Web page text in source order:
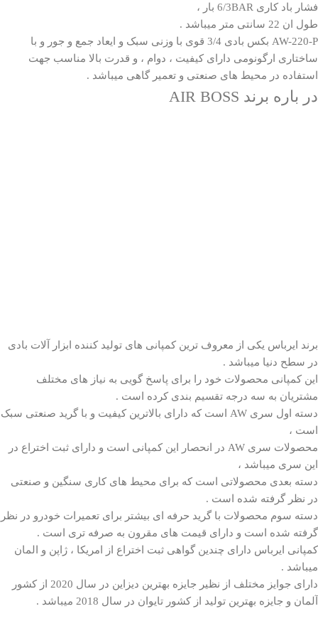
فشار باد کاری 6/3BAR بار ،
طول ان 22 سانتی متر میباشد .
AW-220-P بکس بادی 3/4 قوی با وزنی سبک و ایعاد جمع و جور و با
ساختاری ارگونومی دارای کیفیت ، دوام ، و قدرت بالا مناسب جهت
استفاده در محیط های صنعتی و تعمیر گاهی میباشد .
در باره برند AIR BOSS
برند ایرباس یکی از معروف ترین کمپانی های تولید کننده ابزار آلات بادی
در سطح دنیا میباشد .
این کمپانی محصولات خود را برای پاسخ گویی به نیاز های مختلف
مشتریان به سه درجه تقسیم بندی کرده است .
دسته اول سری AW است که دارای بالاترین کیفیت و با گرید صنعتی سبک
است ،
محصولات سری AW در انحصار این کمپانی است و دارای ثبت اختراع در
این سری میباشد ،
دسته بعدی محصولاتی است که برای محیط های کاری سنگین و صنعتی
در نظر گرفته شده است .
دسته سوم محصولات با گرید حرفه ای بیشتر برای تعمیرات خودرو در نظر
گرفته شده است و دارای قیمت های مقرون به صرفه تری است .
کمپانی ایرباس دارای چندین گواهی ثبت اختراع از امریکا ، ژاپن و المان
میباشد .
دارای جوایز مختلف از نظیر جایزه بهترین دیزاین در سال 2020 از کشور
آلمان و جایزه بهترین تولید از کشور تایوان در سال 2018 میباشد .